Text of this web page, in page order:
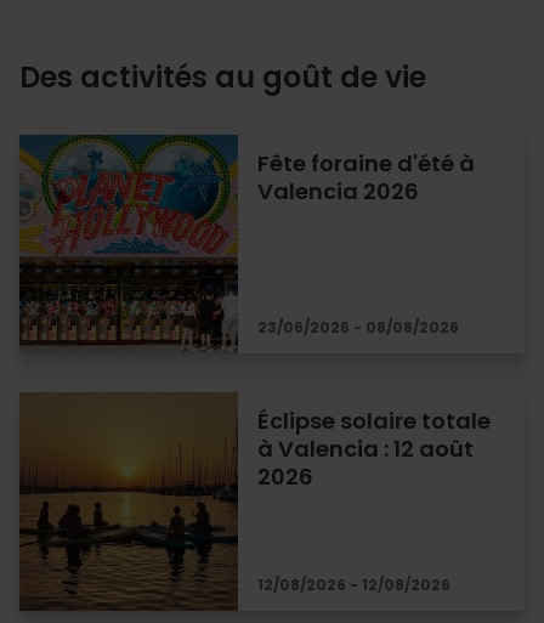
Des activités au goût de vie
Fête foraine d'été à
Valencia 2026
23/06/2026 - 08/08/2026
Éclipse solaire totale
à Valencia : 12 août
2026
12/08/2026 - 12/08/2026